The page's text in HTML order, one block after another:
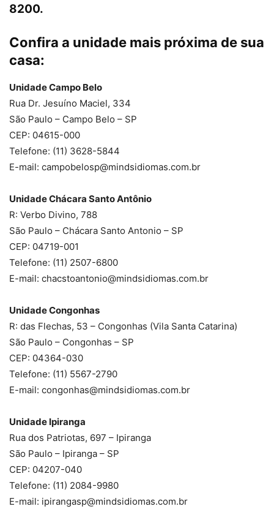
8200.
Confira a unidade mais próxima de sua
casa:
Unidade Campo Belo
Rua Dr. Jesuíno Maciel, 334
São Paulo – Campo Belo – SP
CEP: 04615-000
Telefone: (11) 3628-5844
E-mail: campobelosp@mindsidiomas.com.br
Unidade Chácara Santo Antônio
R: Verbo Divino, 788
São Paulo – Chácara Santo Antonio – SP
CEP: 04719-001
Telefone: (11) 2507-6800
E-mail: chacstoantonio@mindsidiomas.com.br
Unidade Congonhas
R: das Flechas, 53 – Congonhas (Vila Santa Catarina)
São Paulo – Congonhas – SP
CEP: 04364-030
Telefone: (11) 5567-2790
E-mail: congonhas@mindsidiomas.com.br
Unidade Ipiranga
Rua dos Patriotas, 697 – Ipiranga
São Paulo – Ipiranga – SP
CEP: 04207-040
Telefone: (11) 2084-9980
E-mail: ipirangasp@mindsidiomas.com.br